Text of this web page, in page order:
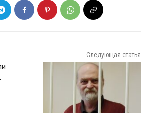
Следующая статья